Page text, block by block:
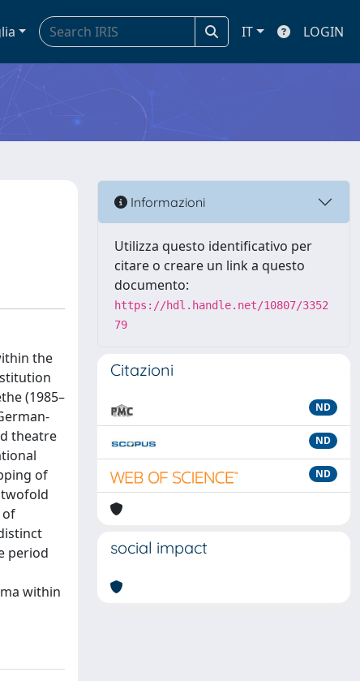
IT LOGIN
the
(1985–
theatre
of
of
period
within
Informazioni
Utilizza questo identificativo per
citare o creare un link a questo
documento:
https://hdl.handle.net/10807/3352
79
Citazioni
ND
ND
ND
social impact